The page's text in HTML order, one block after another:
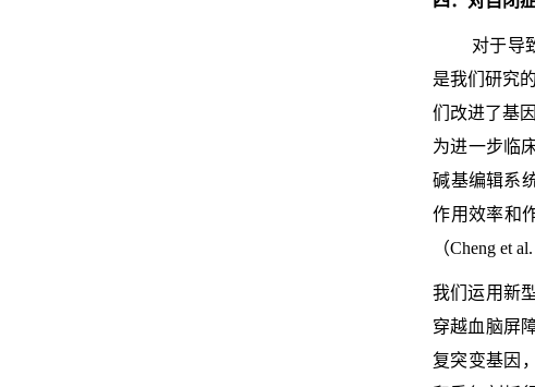
对于导
是我们研究
们改进了基
为进一步临
碱基编辑系
作用效率和
（Cheng et
我们运用新
穿越血脑屏
复突变基因